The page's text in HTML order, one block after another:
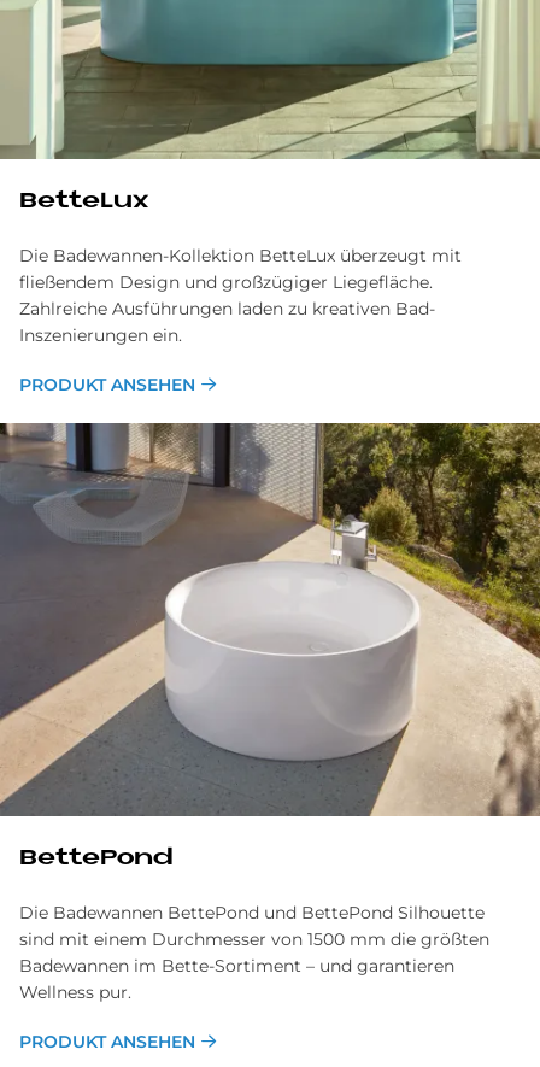
BetteLux
Die Badewannen-Kollektion BetteLux überzeugt mit
fließendem Design und großzügiger Liegefläche.
Zahlreiche Ausführungen laden zu kreativen Bad-
Inszenierungen ein.
PRODUKT ANSEHEN
BettePond
Die Badewannen BettePond und BettePond Silhouette
sind mit einem Durchmesser von 1500 mm die größten
Badewannen im Bette-Sortiment – und garantieren
Wellness pur.
PRODUKT ANSEHEN